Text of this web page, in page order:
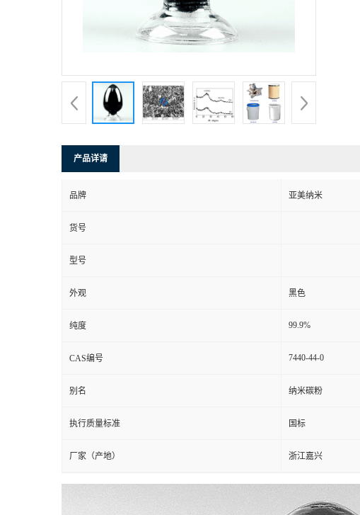
产品详请
品牌 亚美纳米
货号
型号
外观 黑色
纯度 99.9%
CAS编号 7440-44-0
别名 纳米碳粉
执行质量标准 国标
厂家（产地） 浙江嘉兴